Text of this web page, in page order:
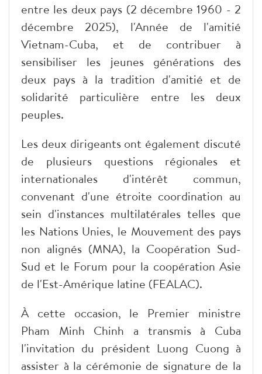
entre les deux pays (2 décembre 1960 - 2
décembre 2025), l'Année de l'amitié
Vietnam-Cuba, et de contribuer à
sensibiliser les jeunes générations des
deux pays à la tradition d'amitié et de
solidarité particulière entre les deux
peuples.
Les deux dirigeants ont également discuté
de plusieurs questions régionales et
internationales d'intérêt commun,
convenant d'une étroite coordination au
sein d'instances multilatérales telles que
les Nations Unies, le Mouvement des pays
non alignés (MNA), la Coopération Sud-
Sud et le Forum pour la coopération Asie
de l'Est-Amérique latine (FEALAC).
À cette occasion, le Premier ministre
Pham Minh Chinh a transmis à Cuba
l'invitation du président Luong Cuong à
assister à la cérémonie de signature de la